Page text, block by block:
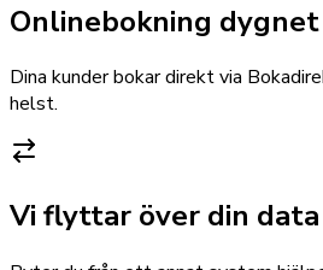
Onlinebokning
Dina kunder bokar direkt via
helst.
Vi flyttar över din data